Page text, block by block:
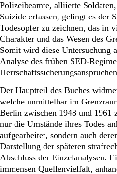
Polizeibeamte, alliierte
Suizide erfassen, gelingt es der
Todesopfer zu zeichnen, das in
Charakter und das Wesen des
Somit wird diese Untersuchung
Analyse des frühen SED-
Der Hauptteil des Buches
welche unmittelbar im
Berlin zwischen 1948 und 1961
nur die Umstände ihres Todes
aufgearbeitet, sondern auch
Darstellung der späteren
Abschluss der Einzelanalysen.
immensen Quellenvielfalt,